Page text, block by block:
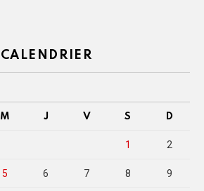
CALENDRIER
M J V S D
1 2
5 6 7 8 9